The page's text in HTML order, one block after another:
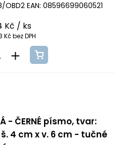
OBD2 EAN: 08596699060521
Kč / ks
Kč bez DPH
- ČERNÉ písmo, tvar:
š. 4 cm x v. 6 cm - tučné